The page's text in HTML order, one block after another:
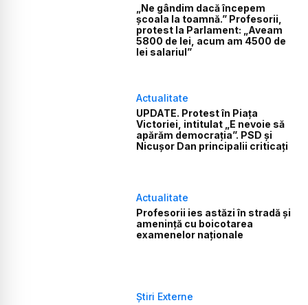
„Ne gândim dacă începem
școala la toamnă.” Profesorii,
protest la Parlament: „Aveam
5800 de lei, acum am 4500 de
lei salariul”
Actualitate
UPDATE. Protest în Piața
Victoriei, intitulat „E nevoie să
apărăm democrația”. PSD și
Nicușor Dan principalii criticați
Actualitate
Profesorii ies astăzi în stradă și
amenință cu boicotarea
examenelor naționale
Știri Externe